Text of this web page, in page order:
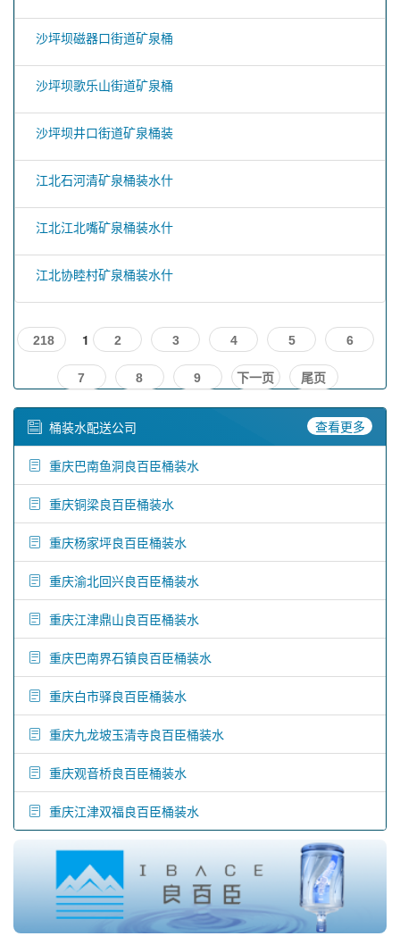
沙坪坝磁器口街道矿泉桶
沙坪坝歌乐山街道矿泉桶
沙坪坝井口街道矿泉桶装
江北石河清矿泉桶装水什
江北江北嘴矿泉桶装水什
江北协睦村矿泉桶装水什
218 1 2 3 4 5 6
7 8 9 下一页 尾页
桶装水配送公司 查看更多
重庆巴南鱼洞良百臣桶装水
重庆铜梁良百臣桶装水
重庆杨家坪良百臣桶装水
重庆渝北回兴良百臣桶装水
重庆江津鼎山良百臣桶装水
重庆巴南界石镇良百臣桶装水
重庆白市驿良百臣桶装水
重庆九龙坡玉清寺良百臣桶装水
重庆观音桥良百臣桶装水
重庆江津双福良百臣桶装水